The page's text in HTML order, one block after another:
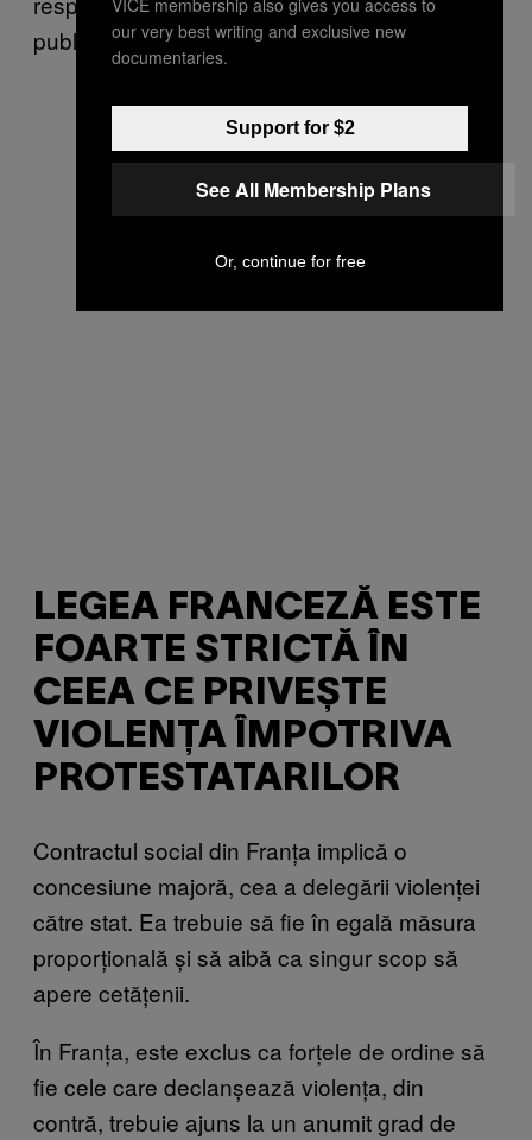
publice, Republica.
LEGEA FRANCEZĂ ESTE
FOARTE STRICTĂ ÎN
CEEA CE PRIVEȘTE
VIOLENȚA ÎMPOTRIVA
PROTESTATARILOR
Contractul social din Franța implică o
concesiune majoră, cea a delegării violenței
către stat. Ea trebuie să fie în egală măsura
proporțională și să aibă ca singur scop să
apere cetățenii.
În Franța, este exclus ca forțele de ordine să
fie cele care declanșează violența, din
contră, trebuie ajuns la un anumit grad de
our very best writing and exclusive new
documentaries.
Support for $2
See All Membership Plans
Or, continue for free